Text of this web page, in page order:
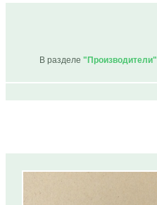
В разделе "Производители"